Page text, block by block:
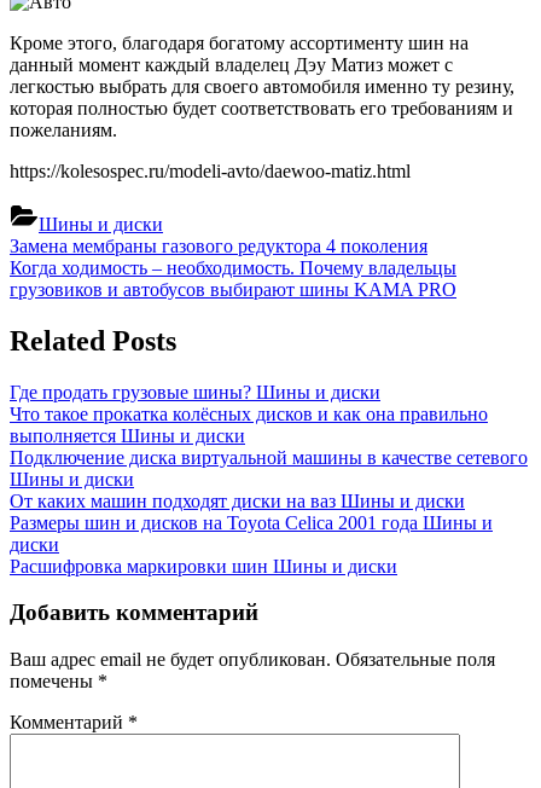
Кроме этого, благодаря богатому ассортименту шин на
данный момент каждый владелец Дэу Матиз может с
легкостью выбрать для своего автомобиля именно ту резину,
которая полностью будет соответствовать его требованиям и
пожеланиям.
https://kolesospec.ru/modeli-avto/daewoo-matiz.html
Шины и диски
Навигация
по
Previous
Post:
Замена мембраны газового редуктора 4 поколения
Next
Post:
Когда ходимость – необходимость. Почему владельцы
грузовиков и автобусов выбирают шины KAMA PRO
Related Posts
Где продать грузовые шины? Шины и диски
Что такое прокатка колёсных дисков и как она правильно
выполняется Шины и диски
Подключение диска виртуальной машины в качестве сетевого
Шины и диски
От каких машин подходят диски на ваз Шины и диски
Размеры шин и дисков на Toyota Celica 2001 года Шины и
диски
Расшифровка маркировки шин Шины и диски
Добавить комментарий
Ваш адрес email не будет опубликован. Обязательные поля
помечены *
Комментарий *